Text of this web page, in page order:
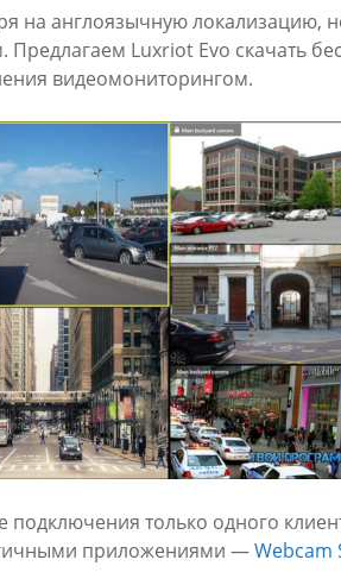
на англоязычную локализацию,
Luxriot Evo скачать
видеомониторингом.
подключения только одного
приложениями —Webcam